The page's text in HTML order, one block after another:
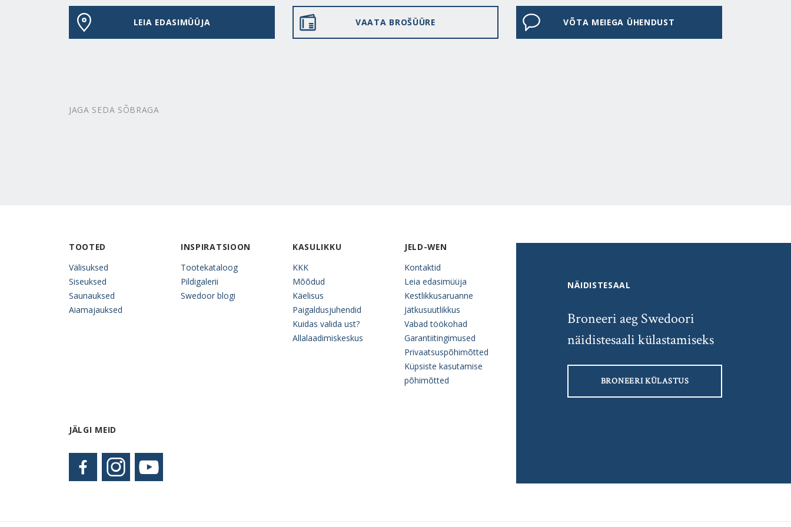
LEIA EDASIMÜÜJA VAATA BROŠÜÜRE VÕTA MEIEGA ÜHENDUST
JAGA SEDA SÕBRAGA
TOOTED
Välisuksed
Siseuksed
Saunauksed
Aiamajauksed
INSPIRATSIOON
Tootekataloog
Pildigalerii
Swedoor blogi
KASULIKKU
KKK
Mõõdud
Käelisus
Paigaldusjuhendid
Kuidas valida ust?
Allalaadimiskeskus
JELD-WEN
Kontaktid
Leia edasimüüja
Kestlikkusaruanne
Jätkusuutlikkus
Vabad töökohad
Garantiitingimused
Privaatsuspõhimõtted
Küpsiste kasutamise
põhimõtted
JÄLGI MEID
NÄIDISTESAAL
Broneeri aeg Swedoori
näidistesaali külastamiseks
BRONEERI KÜLASTUS